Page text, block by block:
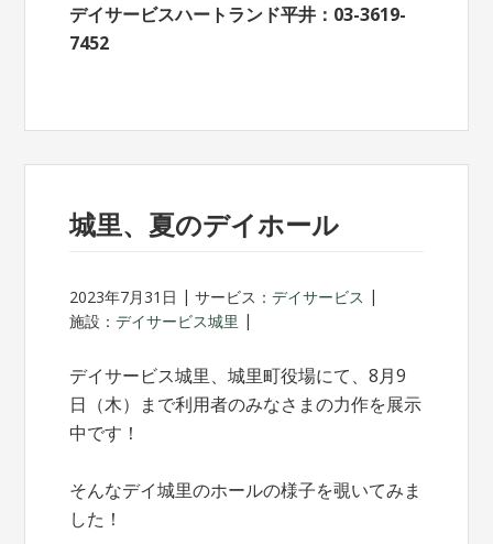
デイサービスハートランド平井：03-3619-
7452
城里、夏のデイホール
2023年7月31日 サービス：デイサービス
施設：デイサービス城里
デイサービス城里、城里町役場にて、8月9
日（木）まで利用者のみなさまの力作を展示
中です！
そんなデイ城里のホールの様子を覗いてみま
した！